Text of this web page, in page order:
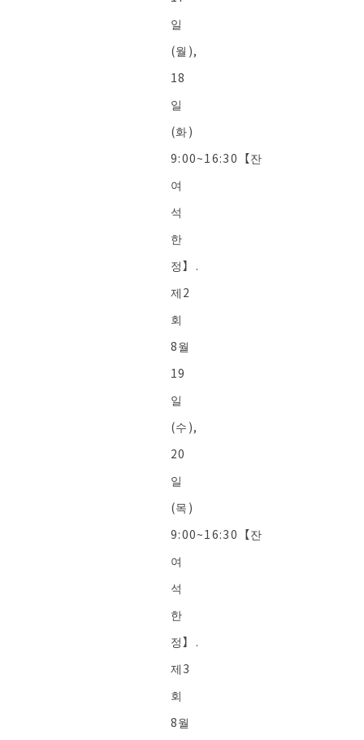
일
(월),
18
일
(화)
9:00~16:30【잔
여
석
한
정】.
제2
회
8월
19
일
(수),
20
일
(목)
9:00~16:30【잔
여
석
한
정】.
제3
회
8월